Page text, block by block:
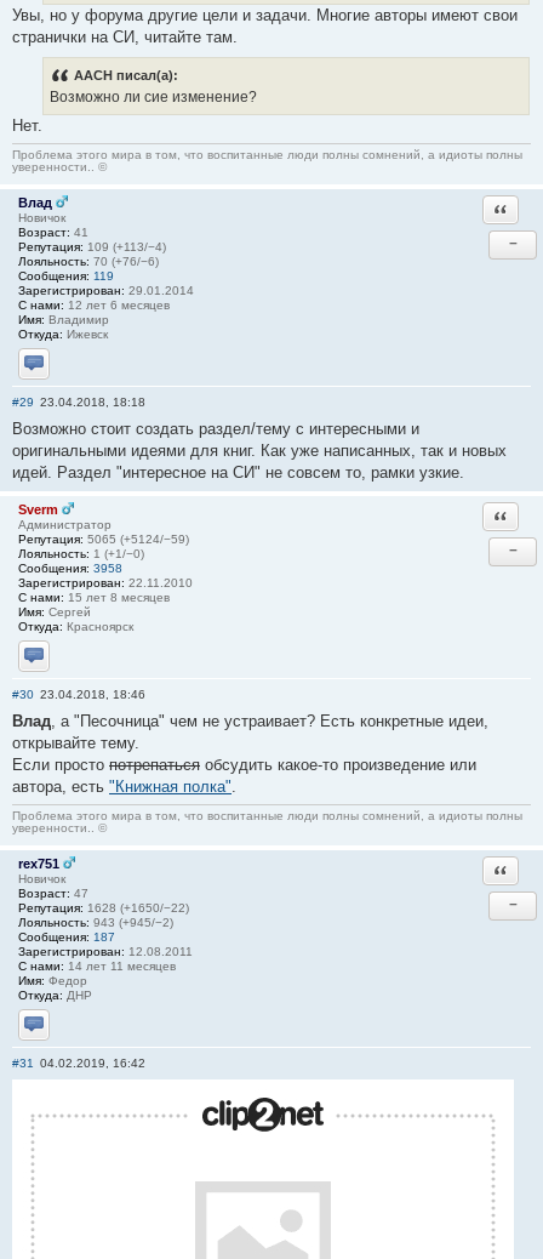
Увы, но у форума другие цели и задачи. Многие авторы имеют свои
странички на СИ, читайте там.
AACH писал(а):
Возможно ли сие изменение?
Нет.
Проблема этого мира в том, что воспитанные люди полны сомнений, а идиоты полны
уверенности.. ©
Влад
Новичок
Возраст: 41
Репутация: 109 (+113/−4)
Лояльность: 70 (+76/−6)
Сообщения: 119
Зарегистрирован: 29.01.2014
С нами: 12 лет 6 месяцев
Имя: Владимир
Откуда: Ижевск
Отправить личное сообщение
−
#29 23.04.2018, 18:18
Возможно стоит создать раздел/тему с интересными и
оригинальными идеями для книг. Как уже написанных, так и новых
идей. Раздел "интересное на СИ" не совсем то, рамки узкие.
Sverm
Администратор
Репутация: 5065 (+5124/−59)
Лояльность: 1 (+1/−0)
Сообщения: 3958
Зарегистрирован: 22.11.2010
С нами: 15 лет 8 месяцев
Имя: Сергей
Откуда: Красноярск
Отправить личное сообщение
−
#30 23.04.2018, 18:46
Влад , а "Песочница" чем не устраивает? Есть конкретные идеи,
открывайте тему.
Если просто потрепаться обсудить какое-то произведение или
автора, есть "Книжная полка"
Проблема этого мира в том, что воспитанные люди полны сомнений, а идиоты полны
уверенности.. ©
rex751
Новичок
Возраст: 47
Репутация: 1628 (+1650/−22)
Лояльность: 943 (+945/−2)
Сообщения: 187
Зарегистрирован: 12.08.2011
С нами: 14 лет 11 месяцев
Имя: Федор
Откуда: ДНР
Отправить личное сообщение
−
#31 04.02.2019, 16:42